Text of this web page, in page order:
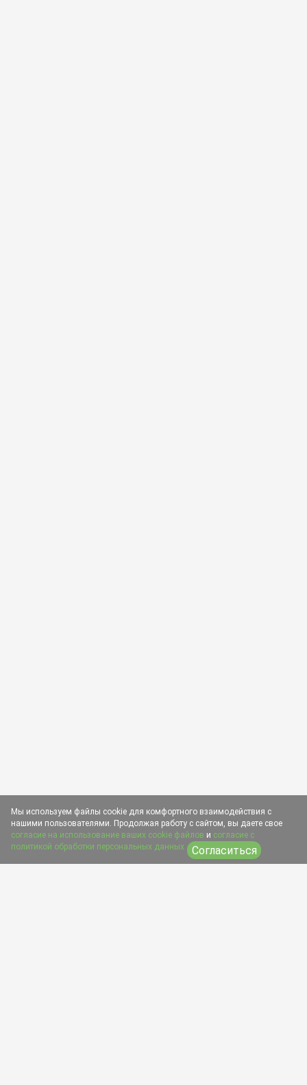
Мы используем файлы cookie для комфортного взаимодействия с
нашими пользователями. Продолжая работу с сайтом, вы даете свое
согласие на использование ваших cookie файлов и согласие с
политикой обработки персональных данных
Согласиться